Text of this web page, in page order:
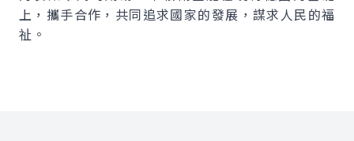
上，攜手合作，共同追求國家的發展，謀求人民的福
祉。